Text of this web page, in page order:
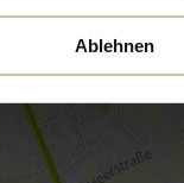
Ablehnen